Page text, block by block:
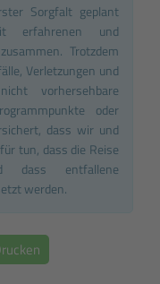
Sorgfalt geplant
erfahrenen und
Trotzdem
Verletzungen und
vorhersehbare
oder
dass wir und
tun, dass die Reise
dass entfallene
werden.